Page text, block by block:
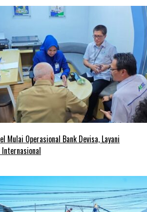
Mulai Operasional Bank Devisa, Layani